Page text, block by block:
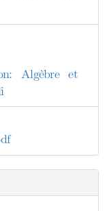
Algèbre et